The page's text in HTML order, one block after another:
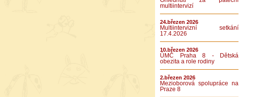
multiintervizí
24.březen 2026
Multiintervizní setkání
17.4.2026
10.březen 2026
ÚMČ Praha 8 - Dětská
obezita a role rodiny
2.březen 2026
Mezioborová spolupráce na
Praze 8